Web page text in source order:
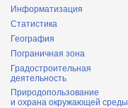
Информатизация
Статистика
География
Пограничная зона
Градостроительная
деятельность
Природопользование
и охрана окружающей среды